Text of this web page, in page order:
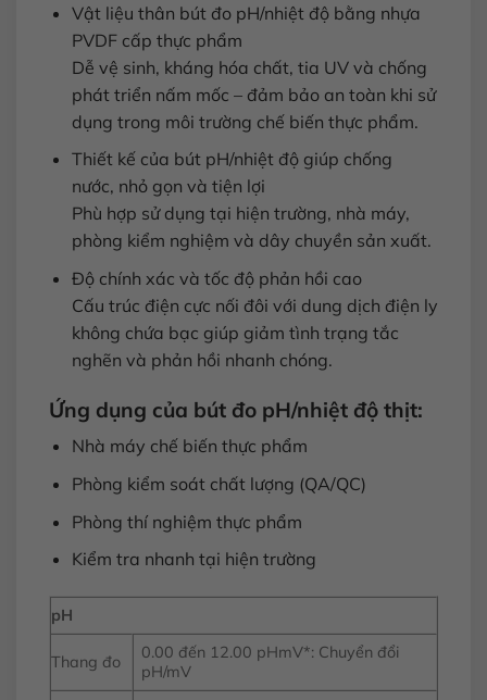
Vật liệu thân bút đo pH/nhiệt độ bằng nhựa
PVDF cấp thực phẩm
Dễ vệ sinh, kháng hóa chất, tia UV và chống
phát triển nấm mốc – đảm bảo an toàn khi sử
dụng trong môi trường chế biến thực phẩm.
Thiết kế của bút pH/nhiệt độ giúp chống
nước, nhỏ gọn và tiện lợi
Phù hợp sử dụng tại hiện trường, nhà máy,
phòng kiểm nghiệm và dây chuyền sản xuất.
Độ chính xác và tốc độ phản hồi cao
Cấu trúc điện cực nối đôi với dung dịch điện ly
không chứa bạc giúp giảm tình trạng tắc
nghẽn và phản hồi nhanh chóng.
Ứng dụng của bút đo pH/nhiệt độ thịt:
Nhà máy chế biến thực phẩm
Phòng kiểm soát chất lượng (QA/QC)
Phòng thí nghiệm thực phẩm
Kiểm tra nhanh tại hiện trường
pH
Thang đo
0.00 đến 12.00 pHmV*: Chuyển đổi
pH/mV